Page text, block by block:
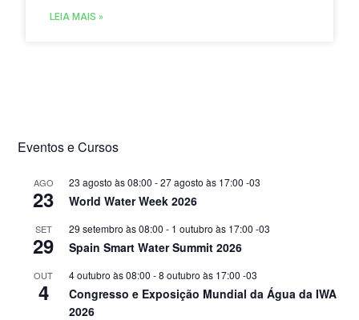
traz um esclarecimento relevante para
LEIA MAIS »
Eventos e Cursos
AGO
23
23 agosto às 08:00 -27 agosto às 17:00 -03
World Water Week 2026
SET
29
29 setembro às 08:00 - 1 outubro às 17:00 -03
Spain Smart Water Summit 2026
OUT
4
4 outubro às 08:00 -8 outubro às 17:00 -03
Congresso e Exposição Mundial da Água da IWA
2026